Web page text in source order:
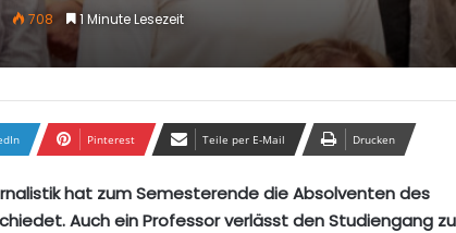
708 1 Minute Lesezeit
Pinterest Teile per E-Mail Drucken
hat zum Semesterende die Absolventen des
Auch ein Professor verlässt den Studiengang